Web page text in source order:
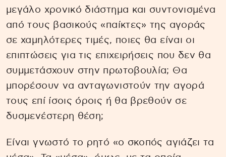
μεγάλο χρονικό διάστημα και συντονισμένα
από τους βασικούς «παίκτες» της αγοράς
σε χαμηλότερες τιμές, ποιες θα είναι οι
επιπτώσεις για τις επιχειρήσεις που δεν θα
συμμετάσχουν στην πρωτοβουλία; Θα
μπορέσουν να ανταγωνιστούν την αγορά
τους επί ίσοις όροις ή θα βρεθούν σε
δυσμενέστερη θέση;
Είναι γνωστό το ρητό «ο σκοπός αγιάζει τα